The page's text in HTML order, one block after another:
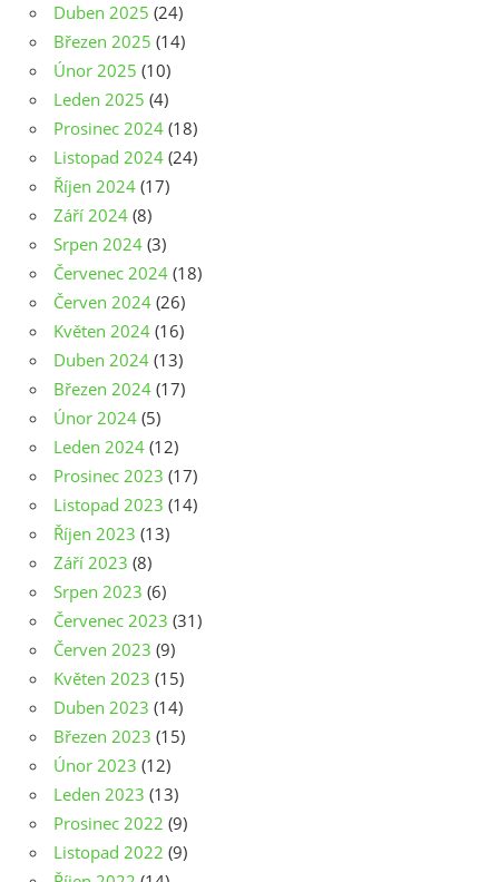
Duben 2025 (24)
Březen 2025 (14)
Únor 2025 (10)
Leden 2025 (4)
Prosinec 2024 (18)
Listopad 2024 (24)
Říjen 2024 (17)
Září 2024 (8)
Srpen 2024 (3)
Červenec 2024 (18)
Červen 2024 (26)
Květen 2024 (16)
Duben 2024 (13)
Březen 2024 (17)
Únor 2024 (5)
Leden 2024 (12)
Prosinec 2023 (17)
Listopad 2023 (14)
Říjen 2023 (13)
Září 2023 (8)
Srpen 2023 (6)
Červenec 2023 (31)
Červen 2023 (9)
Květen 2023 (15)
Duben 2023 (14)
Březen 2023 (15)
Únor 2023 (12)
Leden 2023 (13)
Prosinec 2022 (9)
Listopad 2022 (9)